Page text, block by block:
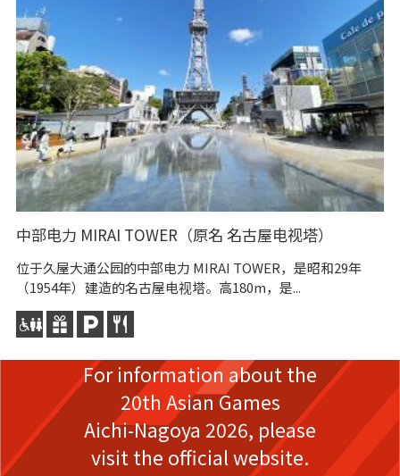
中部电力 MIRAI TOWER（原名 名古屋电视塔）
位于久屋大通公园的中部电力 MIRAI TOWER，是昭和29年
（1954年）建造的名古屋电视塔。高180m，是...
For information about the
20th Asian Games
Aichi-Nagoya 2026, please
visit the official website.